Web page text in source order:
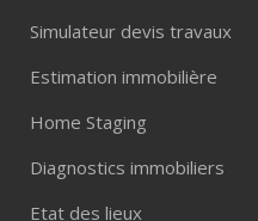
Simulateur devis travaux
Estimation immobilière
Home Staging
Diagnostics immobiliers
Etat des lieux